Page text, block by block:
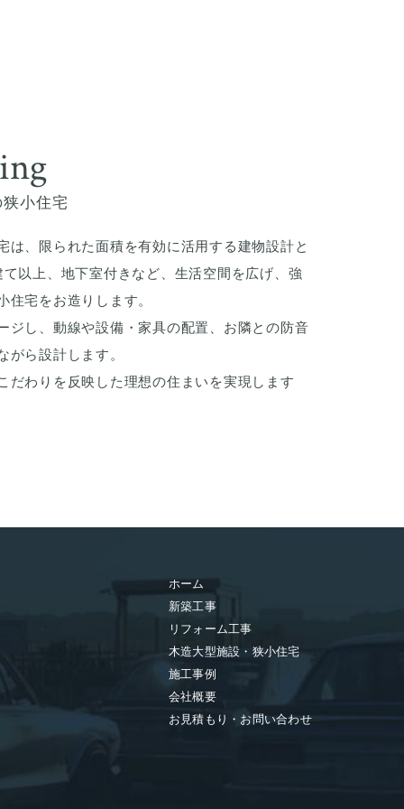
小住宅
は、限られた面積を有効に活用する建物設計と
以上、地下室付きなど、生活空間を広げ、強
住宅をお造りします。
ジし、動線や設備・家具の配置、お隣との防音
がら設計します。
だわりを反映した理想の住まいを実現します
ホーム
新築工事
リフォーム工事
木造大型施設・狭小住宅
施工事例
会社概要
お見積もり・お問い合わせ